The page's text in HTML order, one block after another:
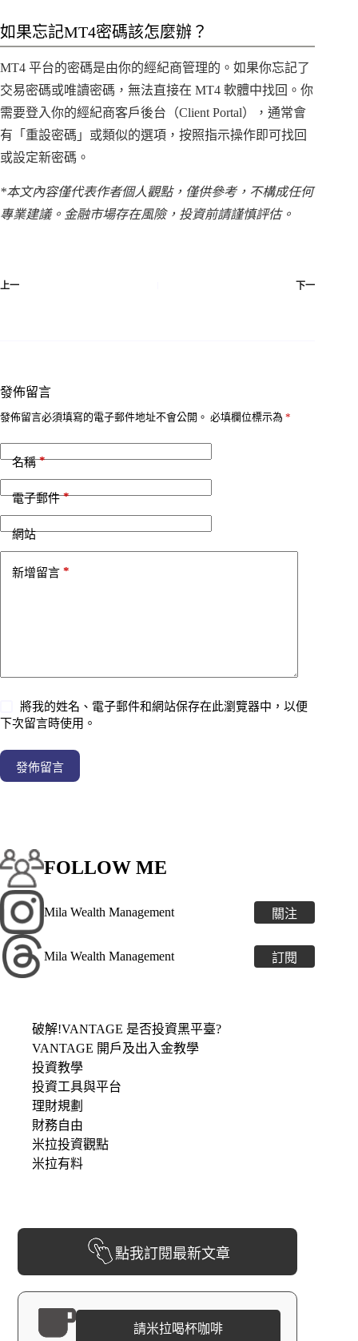
如果忘記MT4密碼該怎麼辦？
MT4 平台的密碼是由你的經紀商管理的。如果你忘記了
交易密碼或唯讀密碼，無法直接在 MT4 軟體中找回。你
需要登入你的經紀商客戶後台（Client Portal），通常會
有「重設密碼」或類似的選項，按照指示操作即可找回
或設定新密碼。
*本文內容僅代表作者個人觀點，僅供參考，不構成任何
專業建議。金融市場存在風險，投資前請謹慎評估。
上一 下一
發佈留言
發佈留言必須填寫的電子郵件地址不會公開。 必填欄位標示為 *
名稱*
電子郵件*
網站
新增留言 *
將我的姓名、電子郵件和網站保存在此瀏覽器中，以便
下次留言時使用。
發佈留言
FOLLOW ME
Mila Wealth Management 關注
Mila Wealth Management 訂閱
破解!VANTAGE 是否投資黑平臺?
VANTAGE 開戶及出入金教學
投資教學
投資工具與平台
理財規劃
財務自由
米拉投資觀點
米拉有料
點我訂閱最新文章
請米拉喝杯咖啡